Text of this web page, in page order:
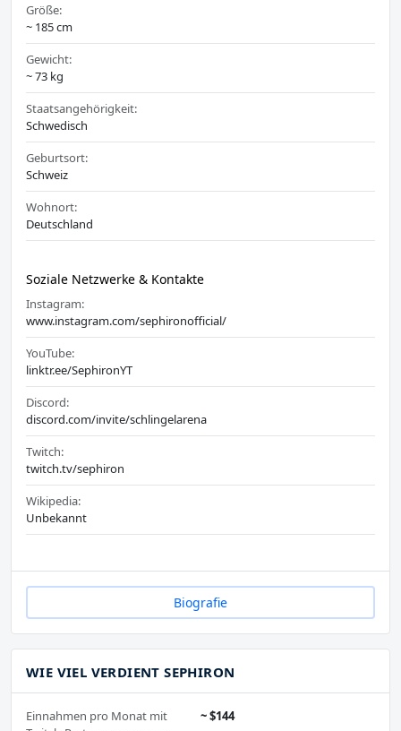
Größe:
~ 185 cm
Gewicht:
~ 73 kg
Staatsangehörigkeit:
Schwedisch
Geburtsort:
Schweiz
Wohnort:
Deutschland
Soziale Netzwerke & Kontakte
Instagram:
www.instagram.com/sephironofficial/
YouTube:
linktr.ee/SephironYT
Discord:
discord.com/invite/schlingelarena
Twitch:
twitch.tv/sephiron
Wikipedia:
Unbekannt
Biografie
WIE VIEL VERDIENT SEPHIRON
Einnahmen pro Monat mit
~ $144